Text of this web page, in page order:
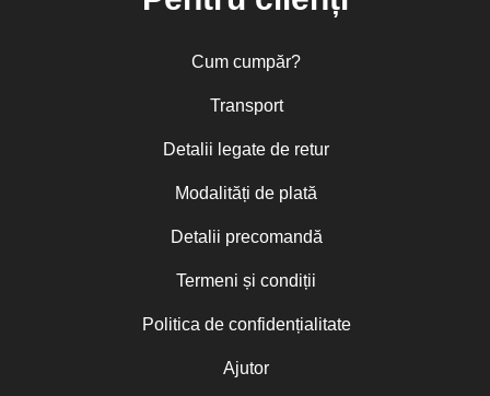
Cum cumpăr?
Transport
Detalii legate de retur
Modalități de plată
Detalii precomandă
Termeni și condiții
Politica de confidențialitate
Ajutor